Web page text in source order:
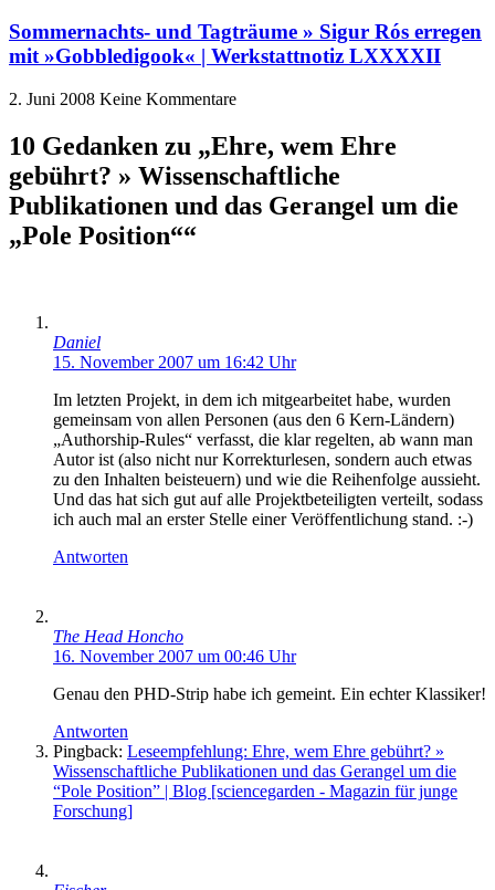
Sommernachts- und Tagträume » Sigur Rós erregen
mit »Gobbledigook« | Werkstattnotiz LXXXXII
2. Juni 2008 Keine Kommentare
10 Gedanken zu „Ehre, wem Ehre
gebührt? » Wissenschaftliche
Publikationen und das Gerangel um die
„Pole Position““
Daniel
15. November 2007 um 16:42 Uhr
Im letzten Projekt, in dem ich mitgearbeitet habe, wurden
gemeinsam von allen Personen (aus den 6 Kern-Ländern)
„Authorship-Rules“ verfasst, die klar regelten, ab wann man
Autor ist (also nicht nur Korrekturlesen, sondern auch etwas
zu den Inhalten beisteuern) und wie die Reihenfolge aussieht.
Und das hat sich gut auf alle Projektbeteiligten verteilt, sodass
ich auch mal an erster Stelle einer Veröffentlichung stand. :-)
Antworten
The Head Honcho
16. November 2007 um 00:46 Uhr
Genau den PHD-Strip habe ich gemeint. Ein echter Klassiker!
Antworten
Pingback: Leseempfehlung: Ehre, wem Ehre gebührt? »
Wissenschaftliche Publikationen und das Gerangel um die
“Pole Position” | Blog [sciencegarden - Magazin für junge
Forschung]